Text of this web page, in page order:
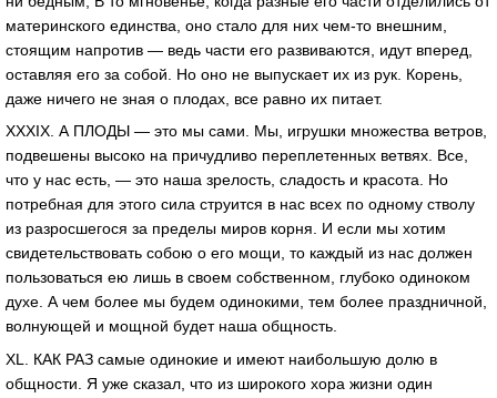
материнского единства, оно стало для них чем-то внешним,
стоящим напротив — ведь части его развиваются, идут вперед,
оставляя его за собой. Но оно не выпускает их из рук. Корень,
даже ничего не зная о плодах, все равно их питает.
XXXIX. А ПЛОДЫ — это мы сами. Мы, игрушки множества ветров,
подвешены высоко на причудливо переплетенных ветвях. Все,
что у нас есть, — это наша зрелость, сладость и красота. Но
потребная для этого сила струится в нас всех по одному стволу
из разросшегося за пределы миров корня. И если мы хотим
свидетельствовать собою о его мощи, то каждый из нас должен
пользоваться ею лишь в своем собственном, глубоко одиноком
духе. А чем более мы будем одинокими, тем более праздничной,
волнующей и мощной будет наша общность.
XL. КАК РАЗ самые одинокие и имеют наибольшую долю в
общности. Я уже сказал, что из широкого хора жизни один